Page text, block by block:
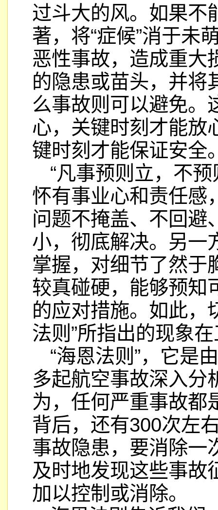
过斗大的风。如果不
著，将“症候”消于未
恶性事故，造成重大
的隐患或苗头，并将
么事故则可以避免。
心，关键时刻才能放
键时刻才能保证安全
“凡事预则立，不
怀有事业心和责任感
问题不掩盖、不回避
小，彻底解决。另一
掌握，对细节了然于
较真碰硬，能够预知
的应对措施。如此，
法则”所指出的现象
“海恩法则”，它是
多起航空事故深入分
为，任何严重事故都
背后，还有300次左
事故隐患，要消除一
及时地发现这些事故
加以控制或消除。